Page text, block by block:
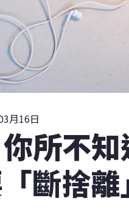
月16日
所不
斷捨離